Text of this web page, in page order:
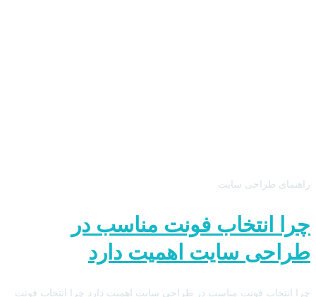
راهنمای طراحی سایت
چرا انتخاب فونت مناسب در
طراحی سایت اهمیت دارد
چرا انتخاب فونت مناسب در طراحی سایت اهمیت دارد چرا انتخاب فونت